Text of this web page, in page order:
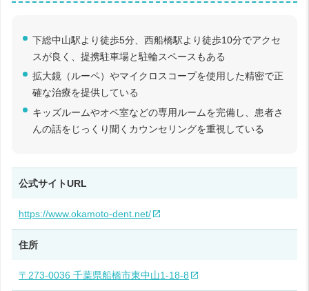
下総中山駅より徒歩5分、西船橋駅より徒歩10分でアクセ
スが良く、提携駐車場と駐輪スペースもある
拡大鏡（ルーペ）やマイクロスコープを使用した精密で正
確な治療を提供している
キッズルームやオペ室などの専用ルームを完備し、患者さ
んの話をじっくり聞くカウンセリングを重視している
公式サイトURL
https://www.okamoto-dent.net/
住所
〒273-0036 千葉県船橋市東中山1-18-8